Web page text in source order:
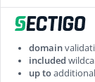
domain
included
up to